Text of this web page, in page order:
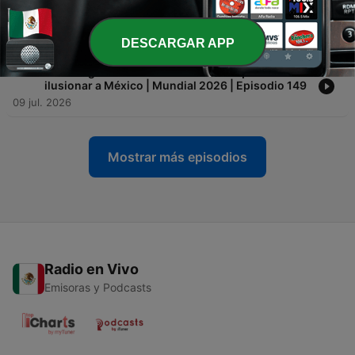
165 - Mundial 2026: Balance para México y qué pasó
en la política estas semanas | Episodio 150
16 jul. 2026
164 - Javier Aguirre: la historia del Vasco que volvió a
ilusionar a México | Mundial 2026 | Episodio 149
09 jul. 2026
Mostrar más episodios
Radio en Vivo
Emisoras y Podcasts
DESCARGAR APP